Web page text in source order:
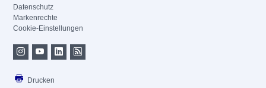
Datenschutz
Markenrechte
Cookie-Einstellungen
Drucken